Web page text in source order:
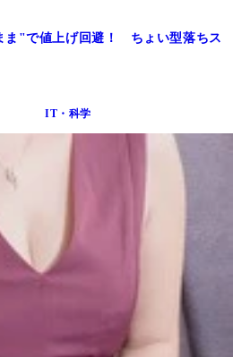
ま"で値上げ回避！ ちょい型落ちス
IT・科学